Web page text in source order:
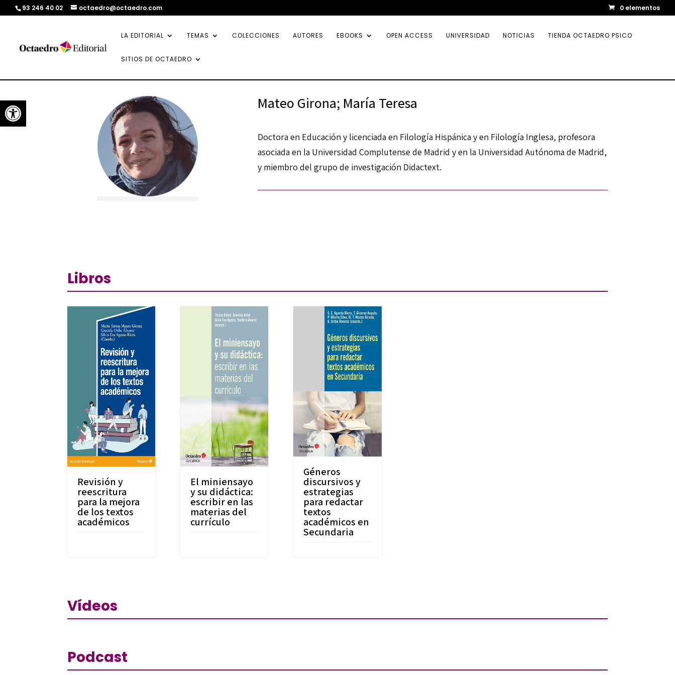
Abrir barra de herramientas
93 246 40 02 octaedro@octaedro.com 0 elementos
LA EDITORIAL TEMAS COLECCIONES AUTORES EBOOKS OPEN ACCESS UNIVERSIDAD NOTICIAS TIENDA OCTAEDRO PSICO
SITIOS DE OCTAEDRO
Mateo Girona; María Teresa
Doctora en Educación y licenciada en Filología Hispánica y en Filología Inglesa, profesora
asociada en la Universidad Complutense de Madrid y en la Universidad Autónoma de Madrid,
y miembro del grupo de investigación Didactext.
Libros
Revisión y
reescritura
para la mejora
de los textos
académicos
El miniensayo
y su didáctica:
escribir en las
materias del
currículo
Géneros
discursivos y
estrategias
para redactar
textos
académicos en
Secundaria
Vídeos
Podcast